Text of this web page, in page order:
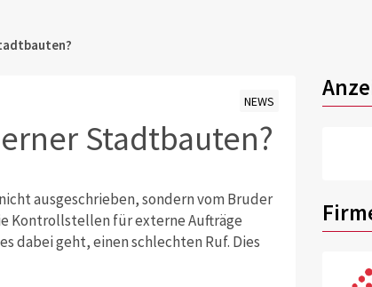
NEWS
Stadtbauten?
ausgeschrieben, sondern vom Bruder
Kontrollstellen für externe Aufträge
dabei geht, einen schlechten Ruf. Dies